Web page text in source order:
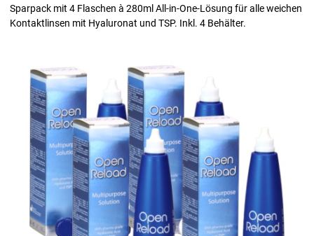
Sparpack mit 4 Flaschen à 280ml All-in-One-Lösung für alle weichen
Kontaktlinsen mit Hyaluronat und TSP. Inkl. 4 Behälter.